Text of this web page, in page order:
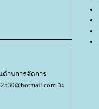
ด้านการจัดการ
จะ